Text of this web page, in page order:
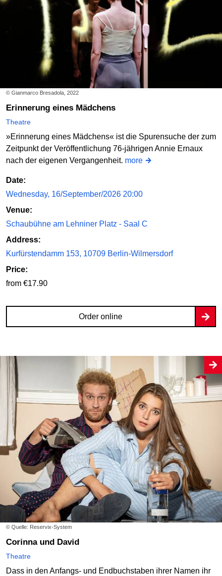
© Gianmarco Bresadola, 2022
Erinnerung eines Mädchens
Theatre
»Erinnerung eines Mädchens« ist die Spurensuche der zum
Zeitpunkt der Veröffentlichung 76-jährigen Annie Ernaux
nach der eigenen Vergangenheit. more
Date:
Wednesday, 16/September/2026 20:00
Venue:
Schaubühne am Lehniner Platz - Saal C
Address:
Kurfürstendamm 153, 10709 Berlin-Wilmersdorf
Price:
from €17.90
Order online
© Quelle: Reservix-System
Corinna und David
Theatre
Dass in den Anfangs- und Endbuchstaben ihrer Namen ihr